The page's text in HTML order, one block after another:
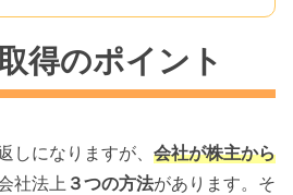
得のポイント
しになりますが、 会社が株主から
社法上 ３つの方法があります。そ